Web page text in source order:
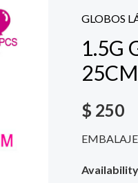
GLOBOS
1.5G
$ 250